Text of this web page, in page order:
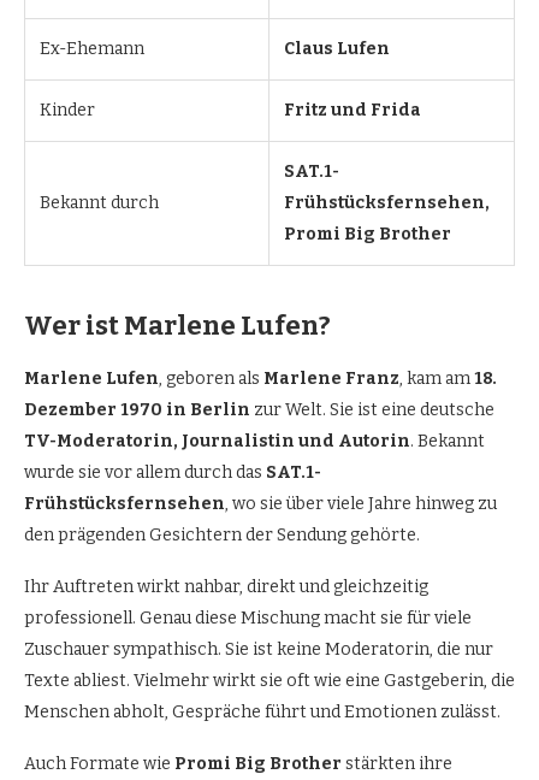
Ex-Ehemann Claus Lufen
Kinder Fritz und Frida
Bekannt durch
SAT.1-
Frühstücksfernsehen,
Promi Big Brother
Wer ist Marlene Lufen?
Marlene Lufen, geboren als Marlene Franz, kam am18.
Dezember 1970 in Berlin zur Welt. Sie ist eine deutsche
TV-Moderatorin, Journalistin und Autorin. Bekannt
wurde sie vor allem durch das SAT.1-
Frühstücksfernsehen, wo sie über viele Jahre hinweg zu
den prägenden Gesichtern der Sendung gehörte.
Ihr Auftreten wirkt nahbar, direkt und gleichzeitig
professionell. Genau diese Mischung macht sie für viele
Zuschauer sympathisch. Sie ist keine Moderatorin, die nur
Texte abliest. Vielmehr wirkt sie oft wie eine Gastgeberin, die
Menschen abholt, Gespräche führt und Emotionen zulässt.
Auch Formate wie Promi Big Brother stärkten ihre